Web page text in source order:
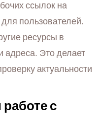
ссылок на
пользователей.
ресурсы в
адреса. Это делает
актуальности
с